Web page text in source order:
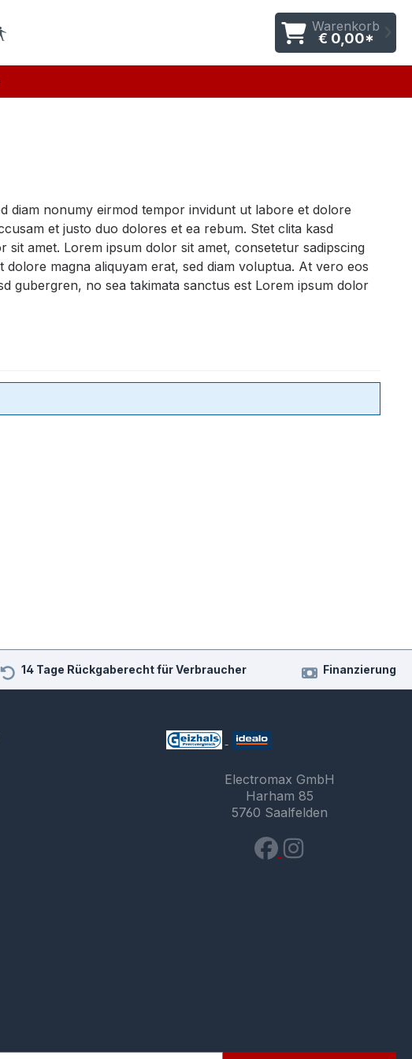
Warenkorb
€ 0,00*
diam nonumy eirmod tempor invidunt ut labore et dolore
et justo duo dolores et ea rebum. Stet clita kasd
amet. Lorem ipsum dolor sit amet, consetetur sadipscing
magna aliquyam erat, sed diam voluptua. At vero eos
gubergren, no sea takimata sanctus est Lorem ipsum dolor
14 Tage Rückgaberecht für Verbraucher Finanzierung
Electromax GmbH
Harham 85
5760 Saalfelden